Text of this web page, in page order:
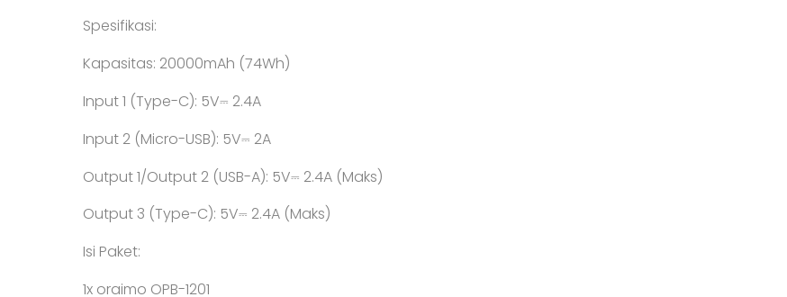
Spesifikasi:
Kapasitas: 20000mAh (74Wh)
Input 1 (Type-C): 5V⎓ 2.4A
Input 2 (Micro-USB): 5V⎓ 2A
Output 1/Output 2 (USB-A): 5V⎓ 2.4A (Maks)
Output 3 (Type-C): 5V⎓ 2.4A (Maks)
Isi Paket:
1x oraimo OPB-1201